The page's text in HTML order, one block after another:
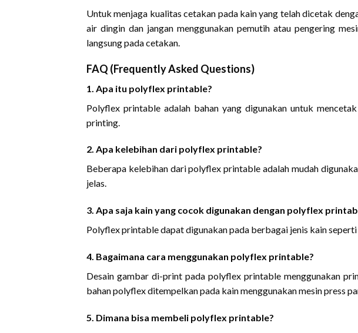
Untuk menjaga kualitas cetakan pada kain yang telah dicetak
air dingin dan jangan menggunakan pemutih atau pengering
langsung pada cetakan.
FAQ (Frequently Asked Questions)
1. Apa itu polyflex printable?
Polyflex printable adalah bahan yang digunakan untuk
printing.
2. Apa kelebihan dari polyflex printable?
Beberapa kelebihan dari polyflex printable adalah mudah
jelas.
3. Apa saja kain yang cocok digunakan dengan polyflex
Polyflex printable dapat digunakan pada berbagai jenis kain
4. Bagaimana cara menggunakan polyflex printable?
Desain gambar di-print pada polyflex printable menggunakan
bahan polyflex ditempelkan pada kain menggunakan mesin press
5. Dimana bisa membeli polyflex printable?